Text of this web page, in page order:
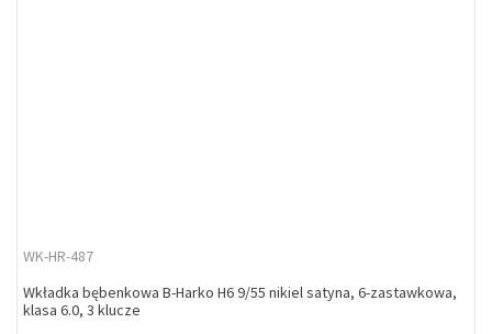
WK-HR-487
Wkładka bębenkowa B-Harko H6 9/55 nikiel satyna, 6-zastawkowa,
klasa 6.0, 3 klucze